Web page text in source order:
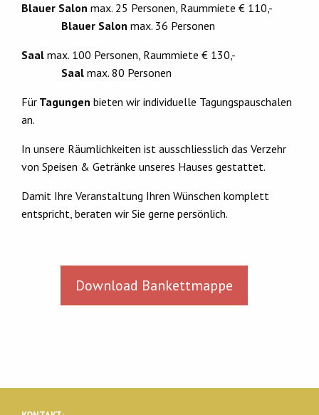
Blauer Salon max. 25 Personen, Raummiete € 110,-
Blauer Salon max. 36 Personen
Saal max. 100 Personen, Raummiete € 130,-
Saal max. 80 Personen
Für Tagungen bieten wir individuelle Tagungspauschalen
an.
In unsere Räumlichkeiten ist ausschliesslich das Verzehr
von Speisen & Getränke unseres Hauses gestattet.
Damit Ihre Veranstaltung Ihren Wünschen komplett
entspricht, beraten wir Sie gerne persönlich.
Download Bankettmappe